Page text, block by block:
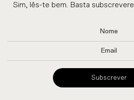
Sim, lês-te bem. Basta
Subscrever